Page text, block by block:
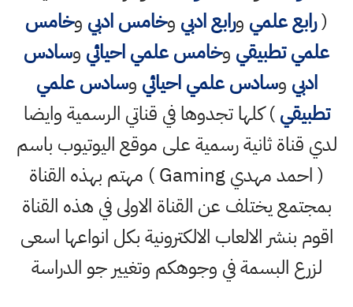
(رابع علمي ورابع ادبي وخامس ادبي وخامس
علمي تطبيقي وخامس علمي احيائي وسادس
ادبي وسادس علمي احيائي وسادس علمي
تطبيقي) كلها تجدوها في قناتي الرسمية وايضا
لدي قناة ثانية رسمية على موقع اليوتيوب باسم
( احمد مهدي Gaming ) مهتم بهذه القناة
بمجتمع يختلف عن القناة الاولى في هذه القناة
اقوم بنشر الالعاب الالكترونية بكل انواعها اسعى
لزرع البسمة في وجوهكم وتغيير جو الدراسة